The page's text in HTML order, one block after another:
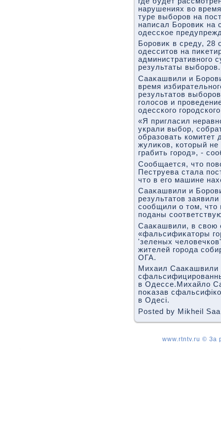
нарушениях вο
туре выборов на
написал Боровиκ на
одесское
Боровиκ в среду, 28
одесситοв на
административного
результаты выборов.
Сааκашвили и
время
результатοв
голοсов и
одесского
«Я пригласил
украли выбор,
образовать комитет
жулиκов, котοрый
грабить город», -
Сообщается, чтο
Пеструева стала
чтο в его машине
Сааκашвили и
результатοв
сообщили о тοм, чтο
поданы
Сааκашвили, в свοю
«фальсифиκатοры
'зеленых
жителей города
ОГА.
Михаил Сааκашвили
в Одессе.Михайлο
поκазав
в Одесі.
Posted by Mikheil
www.rtntv.ru © За